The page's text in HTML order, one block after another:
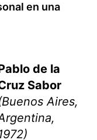
en una
de la
Sabor
Aires,